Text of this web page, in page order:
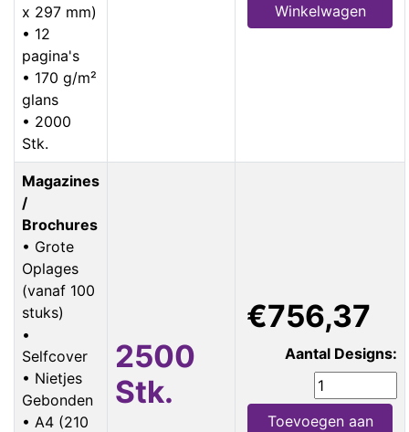
x 297 mm)
• 12
pagina's
• 170 g/m²
glans
• 2000
Stk.
Winkelwagen
Magazines
/
Brochures
• Grote
Oplages
(vanaf 100
stuks)
•
Selfcover
• Nietjes
Gebonden
• A4 (210
2500
Stk.
€756,37
Aantal Designs:
Toevoegen aan